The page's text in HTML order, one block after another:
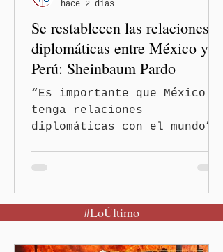
discriminatorios hacia
hombres y personas adultas
mayores.
Se restablecen las relaciones
diplomáticas entre México y
Perú: Sheinbaum Pardo
“Es importante que México
tenga relaciones
diplomáticas con el mundo”,
Sheinbaum Pardo anunció el
restablecimiento de las
entre los gobiernos de
hace 2 días
#LoÚltimo